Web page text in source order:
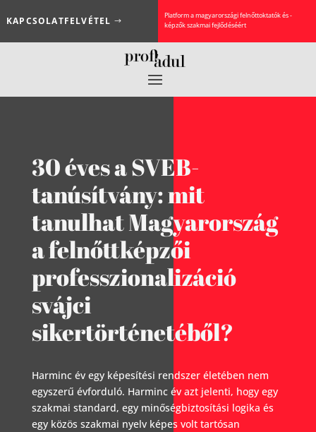
KAPCSOLATFELVÉTEL
Platform a magyarországi felnőttoktatók és -
képzők szakmai fejlődéséért
30 éves a SVEB-
tanúsítvány: mit
tanulhat Magyarország
a felnőttképzői
professzionalizáció
svájci
sikertörténetéből?
Harminc év egy képesítési rendszer életében nem
egyszerű évforduló. Harminc év azt jelenti, hogy egy
szakmai standard, egy minőségbiztosítási logika és
egy közös szakmai nyelv képes volt tartósan